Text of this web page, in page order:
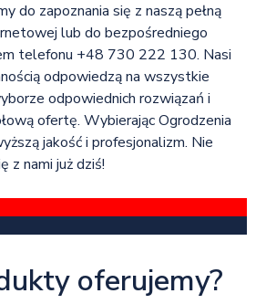
do zapoznania się z naszą pełną
lub do bezpośredniego
telefonu +48 730 222 130. Nasi
odpowiedzą na wszystkie
odpowiednich rozwiązań i
ofertę. Wybierając Ogrodzenia
jakość i profesjonalizm. Nie
z nami już dziś!
oferujemy?